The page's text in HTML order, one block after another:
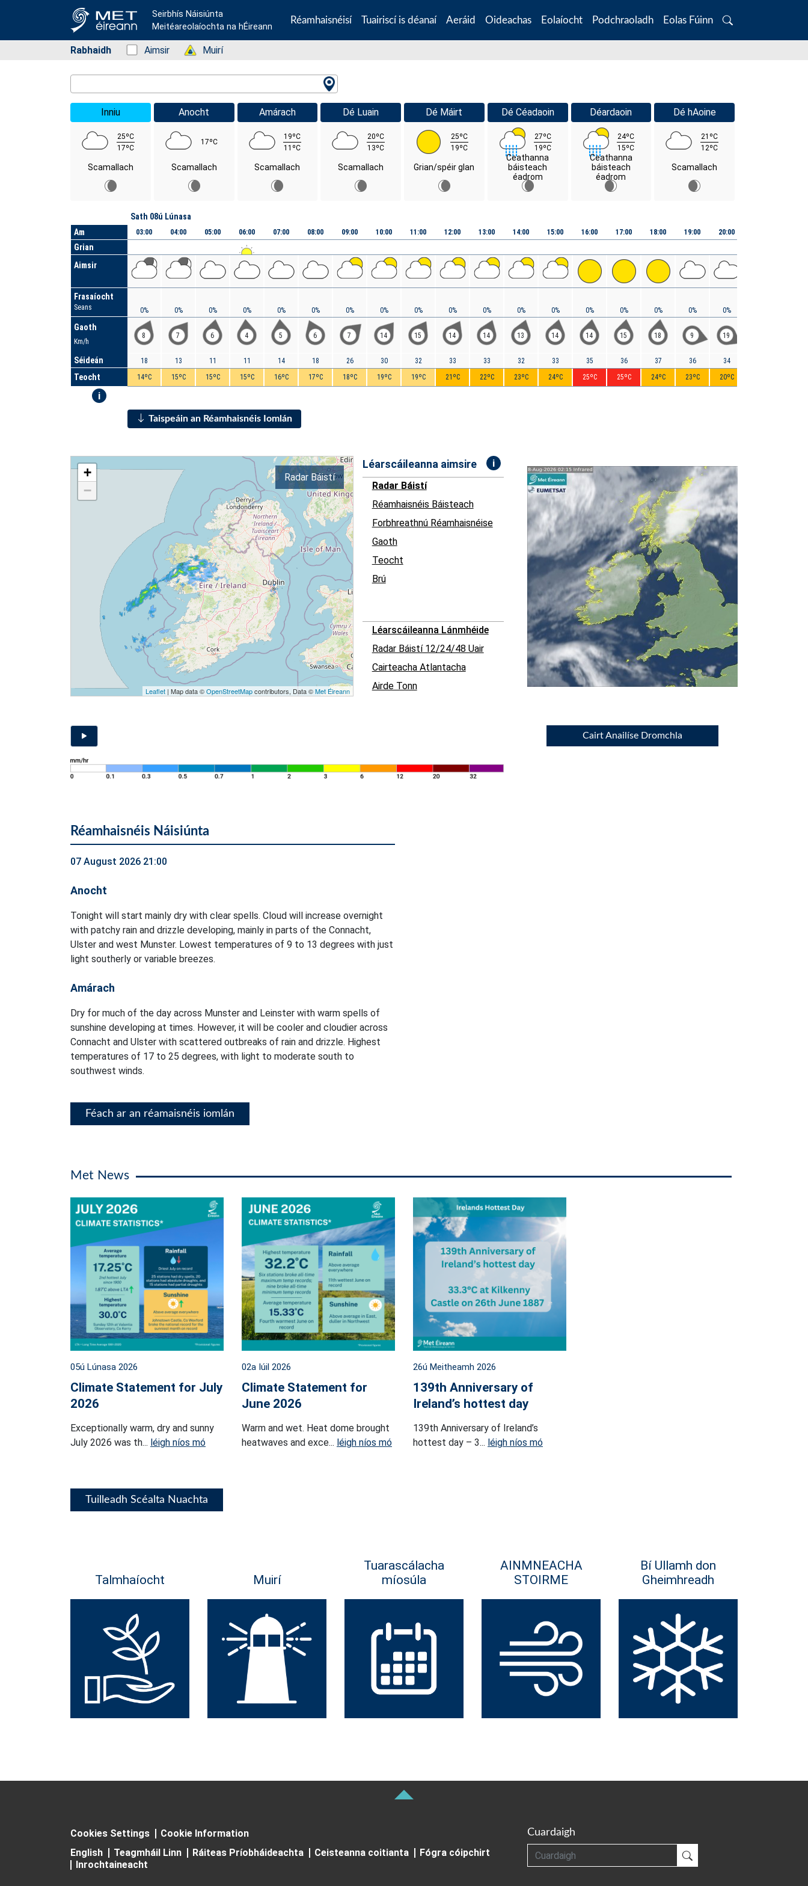
Seirbhís Náisiúnta
Meitéareolaíochta na hÉireann
Réamhaisnéisí Tuairiscí is déanaí Aeráid Oideachas Eolaíocht Podchraoladh Eolas Fúinn
Search
Rabhaidh Status: Green
Aimsir Status: Green
Muirí
Inniu
25ºC
17ºC
Scamallach
Anocht
17ºC
Scamallach
Amárach
19ºC
11ºC
Scamallach
Dé Luain
20ºC
13ºC
Scamallach
Dé Máirt
25ºC
19ºC
Grian/spéir glan
Dé Céadaoin
27ºC
19ºC
Ceathanna
báisteach
éadrom
Déardaoin
24ºC
15ºC
Ceathanna
báisteach
éadrom
Dé hAoine
21ºC
12ºC
Scamallach
Am
Grian
Aimsir
Frasaíocht
Seans
Gaoth
Km/h
Séideán
Teocht
i
Sath 08ú Lúnasa
03:00
0%
8
18
14ºC
04:00
0%
7
13
15ºC
05:00
0%
6
11
15ºC
06:00
0%
4
11
15ºC
07:00
0%
5
14
16ºC
08:00
0%
6
18
17ºC
09:00
0%
7
26
18ºC
10:00
0%
14
30
19ºC
11:00
0%
15
32
19ºC
12:00
0%
14
33
21ºC
13:00
0%
14
33
22ºC
14:00
0%
13
32
23ºC
15:00
0%
14
33
24ºC
16:00
0%
14
35
25ºC
17:00
0%
15
36
25ºC
18:00
0%
18
37
24ºC
19:00
0%
9
36
23ºC
20:00
0%
19
34
20ºC
Taispeáin an Réamhaisnéis Iomlán
+
−
Leaflet| Map data ©OpenStreetMapcontributors, Data ©Met Éireann
Radar Báistí
Léarscáileanna aimsire i
Radar Báistí
Réamhaisnéis Báisteach
Forbhreathnú Réamhaisnéise
Gaoth
Teocht
Brú
Léarscáileanna Lánmhéide
Radar Báistí 12/24/48 Uair
Cairteacha Atlantacha
Airde Tonn
Cairt Anailíse Dromchla
Réamhaisnéis Náisiúnta
07 August 2026 21:00
Anocht
Tonight will start mainly dry with clear spells. Cloud will increase overnight
with patchy rain and drizzle developing, mainly in parts of the Connacht,
Ulster and west Munster. Lowest temperatures of 9 to 13 degrees with just
light southerly or variable breezes.
Amárach
Dry for much of the day across Munster and Leinster with warm spells of
sunshine developing at times. However, it will be cooler and cloudier across
Connacht and Ulster with scattered outbreaks of rain and drizzle. Highest
temperatures of 17 to 25 degrees, with light to moderate south to
southwest winds.
Féach ar an réamaisnéis iomlán
Met News
05ú Lúnasa 2026
Climate Statement for July
2026
Exceptionally warm, dry and sunny
July 2026 was th... léigh níos mó
02a Iúil 2026
Climate Statement for
June 2026
Warm and wet. Heat dome brought
heatwaves and exce... léigh níos mó
26ú Meitheamh 2026
139th Anniversary of
Ireland’s hottest day
139th Anniversary of Ireland’s
hottest day – 3... léigh níos mó
Tuilleadh Scéalta Nuachta
Talmhaíocht Muirí
Tuarascálacha
míosúla
AINMNEACHA
STOIRME
Bí Ullamh don
Gheimhreadh
Cookies Settings
Cookie Information
English
Teagmháil Linn Ráiteas Príobháideachta Ceisteanna coitianta
Fógra cóipchirt
Inrochtaineacht
Cuardaigh
Cuardaigh